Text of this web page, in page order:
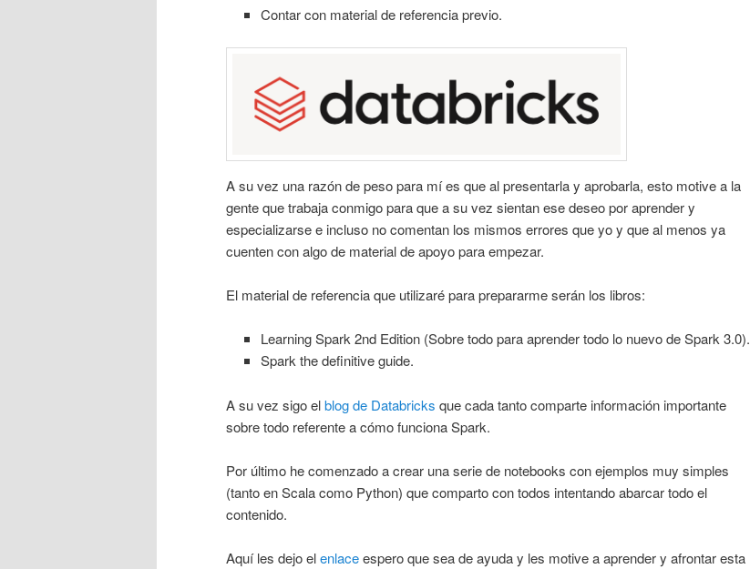
Contar con material de referencia previo.
A su vez una razón de peso para mí es que al presentarla y aprobarla, esto motive a la
gente que trabaja conmigo para que a su vez sientan ese deseo por aprender y
especializarse e incluso no comentan los mismos errores que yo y que al menos ya
cuenten con algo de material de apoyo para empezar.
El material de referencia que utilizaré para prepararme serán los libros:
Learning Spark 2nd Edition (Sobre todo para aprender todo lo nuevo de Spark 3.0).
Spark the definitive guide.
A su vez sigo elblog de Databricks que cada tanto comparte información importante
sobre todo referente a cómo funciona Spark.
Por último he comenzado a crear una serie de notebooks con ejemplos muy simples
(tanto en Scala como Python) que comparto con todos intentando abarcar todo el
contenido.
Aquí les dejo elenlaceespero que sea de ayuda y les motive a aprender y afrontar esta